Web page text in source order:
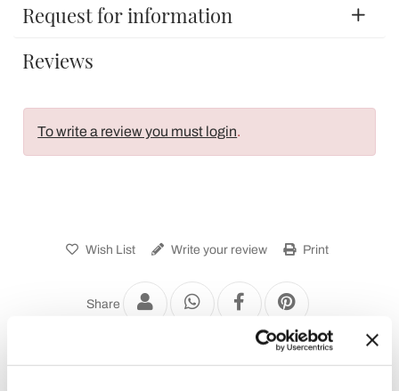
Request for information
Reviews
To write a review you must login.
Wish List Write your review Print
Share